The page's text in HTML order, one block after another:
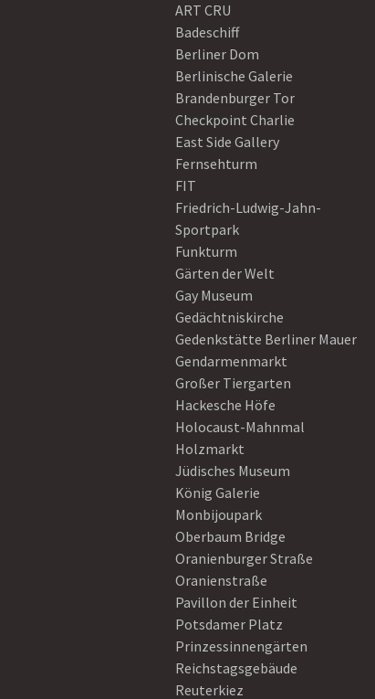
ART CRU
Badeschiff
Berliner Dom
Berlinische Galerie
Brandenburger Tor
Checkpoint Charlie
East Side Gallery
Fernsehturm
FIT
Friedrich-Ludwig-Jahn-
Sportpark
Funkturm
Gärten der Welt
Gay Museum
Gedächtniskirche
Gedenkstätte Berliner Mauer
Gendarmenmarkt
Großer Tiergarten
Hackesche Höfe
Holocaust-Mahnmal
Holzmarkt
Jüdisches Museum
König Galerie
Monbijoupark
Oberbaum Bridge
Oranienburger Straße
Oranienstraße
Pavillon der Einheit
Potsdamer Platz
Prinzessinnengärten
Reichstagsgebäude
Reuterkiez